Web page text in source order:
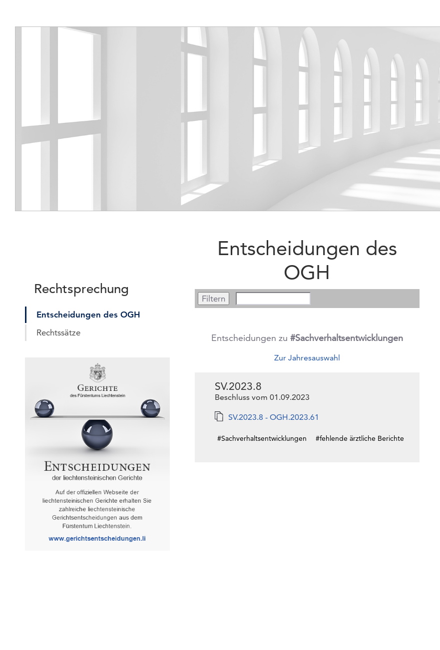
Rechtsprechung
Entscheidungen des OGH
Rechtssätze
Entscheidungen des
OGH
Entscheidungen zu #Sachverhaltsentwicklungen
Zur Jahresauswahl
SV.2023.8
Beschluss vom 01.09.2023
SV.2023.8 - OGH.2023.61
#Sachverhaltsentwicklungen #fehlende ärztliche Berichte